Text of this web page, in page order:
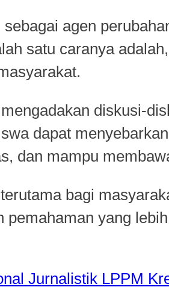
agen
satu caranyaadalah,
diskusi-
dapat
dan mampu
bagi
yang
Jurnalistik LPPM